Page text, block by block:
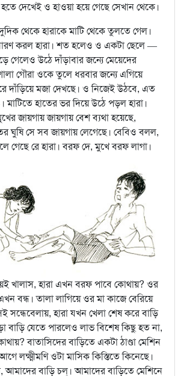
দেখেই ও হাওয়া হয়ে গেছে সেখান থেকে।
থেকে হারাকে মাটি থেকে তুলতে গেল।
করল হারা। শত হলেও ও একটা ছেলে —
গেলেও উঠে দাঁড়াবার জন্যে মেয়েদের
গৌরা ওকে তুলে ধরবার জন্যে এগিয়ে
মজা দেখছে। ও নিজেই উঠবে, এত
মাটিতে হাতের ভর দিয়ে উঠে পড়ল হারা।
জায়গায় জায়গায় বেশ ব্যথা হয়েছে,
ঘুষি সে সব জায়গায় লেগেছে। বেবিও বলল,
গেছে রে হারা। বরফ দে, মুখে বরফ লাগা।
খালাস, হারা এখন বরফ পাবে কোথায়? ওর
বন্ধ। তালা লাগিয়ে ওর মা কাজে বেরিয়ে
সন্ধেবেলায়, হারা যখন খেলা শেষ করে বাড়ি
বাড়ি যেতে পারলেও লাভ বিশেষ কিছু হত না,
বাতাসিদের বাড়িতে একটা ঠাণ্ডা মেশিন
লক্ষ্মীমণি ওটা মাসিক কিস্তিতে কিনেছে।
আমাদের বাড়ি চল্‌। আমাদের বাড়িতে মেশিনে